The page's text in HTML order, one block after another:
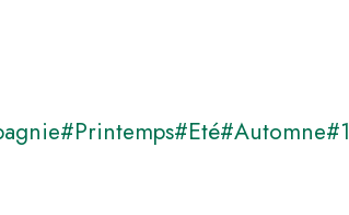
#Printemps#Eté#Automne